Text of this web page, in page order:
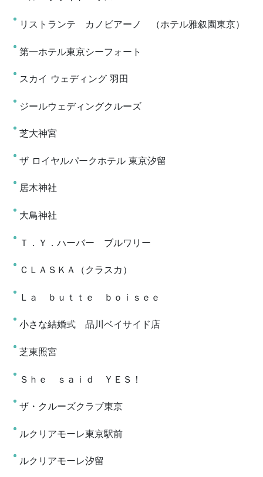
リストランテ カノビアーノ （ホテル雅叙園東京）
第一ホテル東京シーフォート
スカイ ウェディング 羽田
ジールウェディングクルーズ
芝大神宮
ザ ロイヤルパークホテル 東京汐留
居木神社
大鳥神社
Ｔ．Ｙ．ハーバー ブルワリー
ＣＬＡＳＫＡ（クラスカ）
Ｌａ ｂｕｔｔｅ ｂｏｉｓｅｅ
小さな結婚式 品川ベイサイド店
芝東照宮
Ｓｈｅ ｓａｉｄ ＹＥＳ！
ザ・クルーズクラブ東京
ルクリアモーレ東京駅前
ルクリアモーレ汐留